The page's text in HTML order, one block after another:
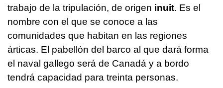
trabajo de la tripulación, de origen inuit. Es el
nombre con el que se conoce a las
comunidades que habitan en las regiones
árticas. El pabellón del barco al que dará forma
el naval gallego será de Canadá y a bordo
tendrá capacidad para treinta personas.